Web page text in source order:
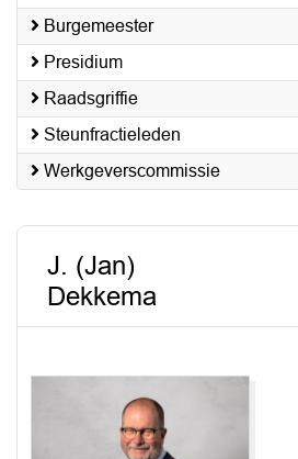
Burgemeester
Presidium
Raadsgriffie
Steunfractieleden
Werkgeverscommissie
J. (Jan)
Dekkema